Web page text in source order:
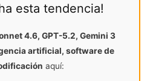
esta tendencia!
4.6, GPT-5.2, Gemini 3
artificial, software de
aquí: